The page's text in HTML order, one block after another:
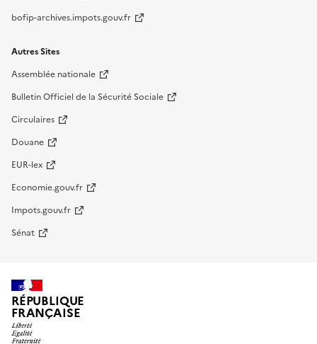
bofip-archives.impots.gouv.fr
Autres Sites
Assemblée nationale
Bulletin Officiel de la Sécurité Sociale
Circulaires
Douane
EUR-lex
Economie.gouv.fr
Impots.gouv.fr
Sénat
RÉPUBLIQUE
FRANÇAISE